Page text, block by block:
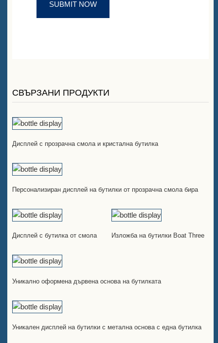
СВЪРЗАНИ ПРОДУКТИ
Дисплей с прозрачна смола и кристална бутилка
Персонализиран дисплей на бутилки от прозрачна смола бира
Дисплей с бутилка от смола Изложба на бутилки Boat Three
Уникално оформена дървена основа на бутилката
Уникален дисплей на бутилки с метална основа с една бутилка